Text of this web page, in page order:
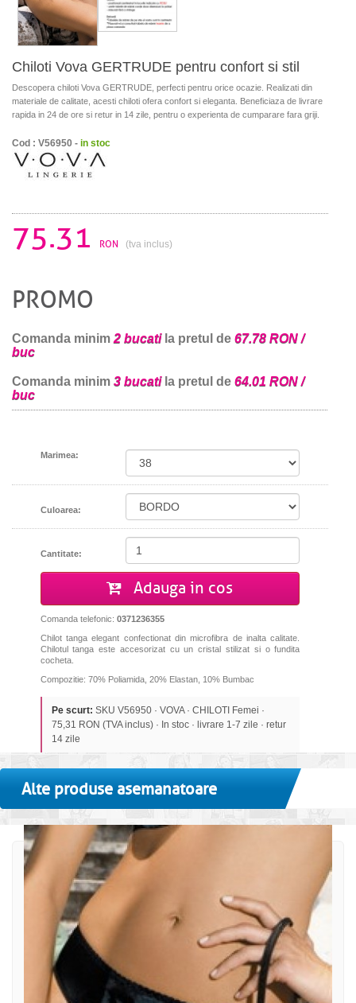
Chiloti Vova GERTRUDE pentru confort si stil
Descopera chiloti Vova GERTRUDE, perfecti pentru orice ocazie. Realizati din
materiale de calitate, acesti chiloti ofera confort si eleganta. Beneficiaza de livrare
rapida in 24 de ore si retur in 14 zile, pentru o experienta de cumparare fara griji.
Cod : V56950 - in stoc
75.31 RON (tva inclus)
PROMO
Comanda minim 2 bucatila pretul de 67.78 RON /
buc
Comanda minim 3 bucatila pretul de 64.01 RON /
buc
Marimea:
Culoarea:
Cantitate:
Adauga in cos
Comanda telefonic: 0371236355
Chilot tanga elegant confectionat din microfibra de inalta calitate.
Chilotul tanga este accesorizat cu un cristal stilizat si o fundita
cocheta.
Compozitie: 70% Poliamida, 20% Elastan, 10% Bumbac
Pe scurt: SKU V56950 · VOVA · CHILOTI Femei ·
75,31 RON (TVA inclus) · In stoc · livrare 1-7 zile · retur
14 zile
Alte produse asemanatoare